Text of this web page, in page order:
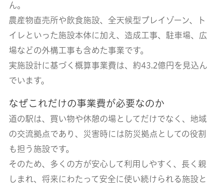
ん。
農産物直売所や飲食施設、全天候型プレイゾーン、ト
イレといった施設本体に加え、造成工事、駐車場、広
場などの外構工事も含めた事業です。
実施設計に基づく概算事業費は、約43.2億円を見込ん
でいます。
なぜこれだけの事業費が必要なのか
道の駅は、買い物や休憩の場としてだけでなく、地域
の交流拠点であり、災害時には防災拠点としての役割
も担う施設です。
そのため、多くの方が安心して利用しやすく、長く親
しまれ、将来にわたって安全に使い続けられる施設と